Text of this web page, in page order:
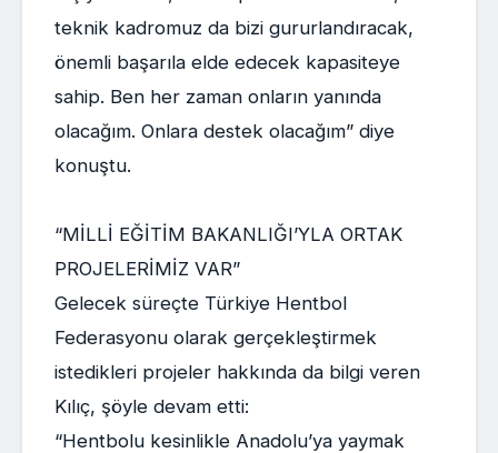
teknik kadromuz da bizi gururlandıracak,
önemli başarıla elde edecek kapasiteye
sahip. Ben her zaman onların yanında
olacağım. Onlara destek olacağım” diye
konuştu.
“MİLLİ EĞİTİM BAKANLIĞI’YLA ORTAK
PROJELERİMİZ VAR”
Gelecek süreçte Türkiye Hentbol
Federasyonu olarak gerçekleştirmek
istedikleri projeler hakkında da bilgi veren
Kılıç, şöyle devam etti:
“Hentbolu kesinlikle Anadolu’ya yaymak